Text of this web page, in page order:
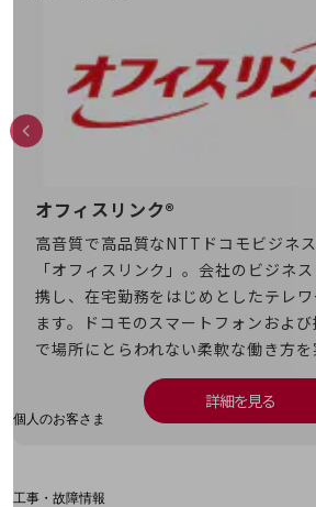
ご契約中サービスの一元管理
Web明細(ビリングステーション)
料金分析(ご利用料金管理サービス)
Web明細(My docomo)
個人のお客さま
工事・故障情報
オフィスリンク®
高音質で高品質なNTTドコモビジネ
「オフィスリンク」。会社のビジネ
携し、在宅勤務をはじめとしたテレ
ます。ドコモのスマートフォンおよ
で場所にとらわれない柔軟な働き方を
詳細を見る